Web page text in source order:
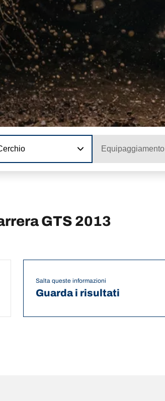
Equipaggiamento
GTS 2013
Salta queste informazioni
Guarda i risultati